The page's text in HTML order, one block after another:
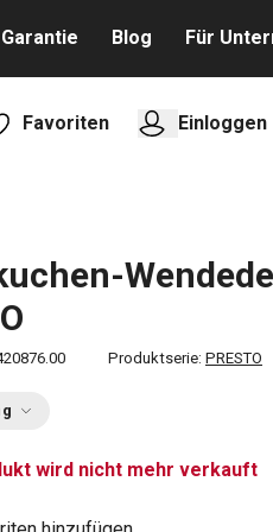
Garantie Blog Für
Favoriten Einloggen
Produktserie: PRESTO
wird nicht mehr verkauft